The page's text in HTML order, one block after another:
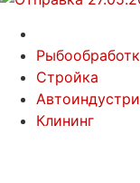
Стройка
Клининг